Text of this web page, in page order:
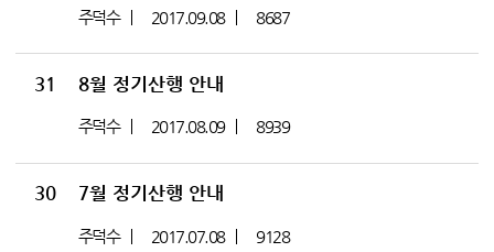
주덕수 2017.09.08 8687
31 8월 정기산행 안내
주덕수 2017.08.09 8939
30 7월 정기산행 안내
주덕수 2017.07.08 9128